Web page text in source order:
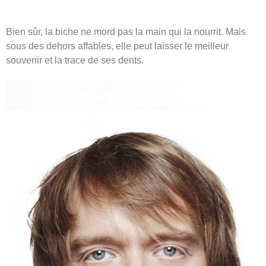
Bien sûr, la biche ne mord pas la main qui la nourrit. Mais
sous des dehors affables, elle peut laisser le meilleur
souvenir et la trace de ses dents.